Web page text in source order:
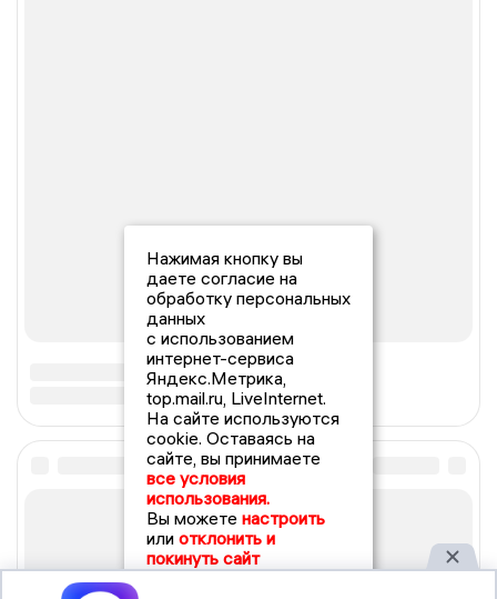
Нажимая кнопку вы
даете согласие на
обработку персональных
данных
с использованием
интернет-сервиса
Яндекс.Метрика,
top.mail.ru, LiveInternet.
На сайте используются
cookie. Оставаясь на
сайте, вы принимаете
все условия
использования.
Вы можете настроить
или отклонить и
покинуть сайт